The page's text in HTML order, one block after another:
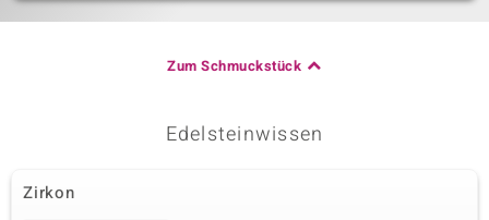
Zum Schmuckstück
Edelsteinwissen
Zirkon